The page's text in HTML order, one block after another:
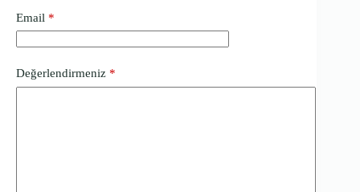
Email *
Değerlendirmeniz *